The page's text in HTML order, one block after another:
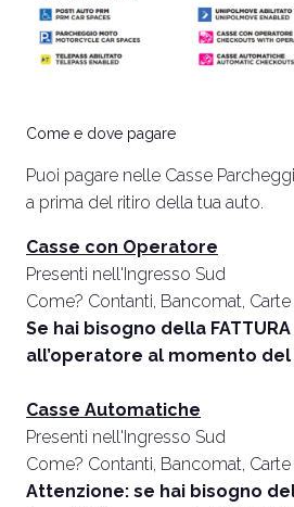
SCOPRI DI PIÙ
AREA RISERVATA VISITATORI
person
A cura di:
Come e dove pagare
Puoi pagare nelle Casse
a prima del ritiro della tua auto.
Casse con Operatore
Presenti nell'Ingresso Sud
Come? Contanti, Bancomat,
Se hai bisogno della
all’operatore al momento
Casse Automatiche
Presenti nell'Ingresso Sud
Come? Contanti, Bancomat,
Attenzione: se hai bisogno